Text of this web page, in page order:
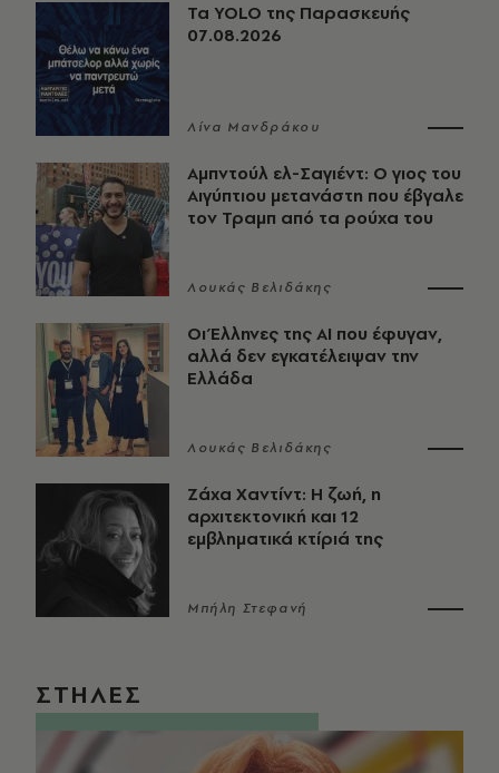
Τα YOLO της Παρασκευής
07.08.2026
Λίνα Μανδράκου
Αμπντούλ ελ-Σαγιέντ: Ο γιος του
Αιγύπτιου μετανάστη που έβγαλε
τον Τραμπ από τα ρούχα του
Λουκάς Βελιδάκης
Οι Έλληνες της ΑΙ που έφυγαν,
αλλά δεν εγκατέλειψαν την
Ελλάδα
Λουκάς Βελιδάκης
Ζάχα Χαντίντ: Η ζωή, η
αρχιτεκτονική και 12
εμβληματικά κτίριά της
Μπήλη Στεφανή
ΣΤΗΛΕΣ